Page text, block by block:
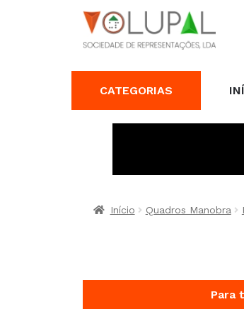
CATEGORIAS
Início Quadros Manobra
Para